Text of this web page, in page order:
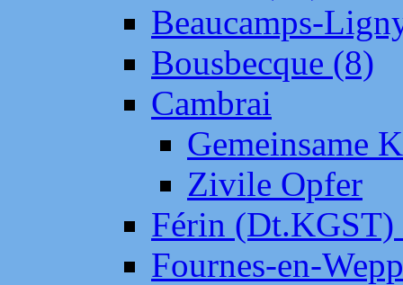
Beaucamps-
Bousbecque (8)
Cambrai
Gemeinsame
Zivile Opfer
Férin (Dt.KGST)
Fournes-en-